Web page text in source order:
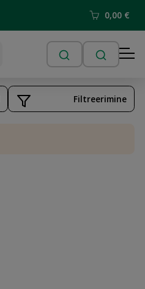
0,00 €
Filtreerimine